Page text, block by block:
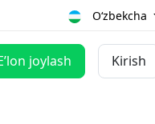
O‘zbekcha
joylash Kirish